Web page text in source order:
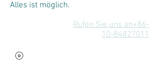
Alles ist möglich.
Rufen Sie uns an+86-
10-84827011